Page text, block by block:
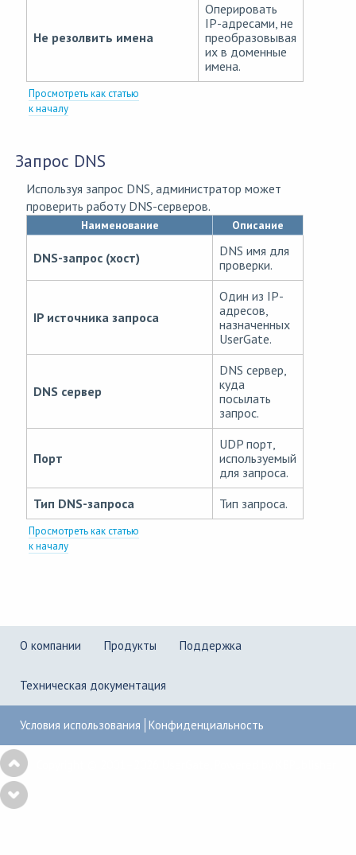
Не резолвить имена
Оперировать
IP-адресами, не
преобразовывая
их в доменные
имена.
Просмотреть как статью
к началу
Запрос DNS
Используя запрос DNS, администратор может
проверить работу DNS-серверов.
Наименование Описание
DNS-запрос (хост)
DNS имя для
проверки.
IP источника запроса
Один из IP-
адресов,
назначенных
UserGate.
DNS сервер
DNS сервер,
куда
посылать
запрос.
Порт
UDP порт,
используемый
для запроса.
Тип DNS-запроса
Тип запроса.
Просмотреть как статью
к началу
О компании Продукты Поддержка
Техническая документация
Условия использования Конфиденциальность